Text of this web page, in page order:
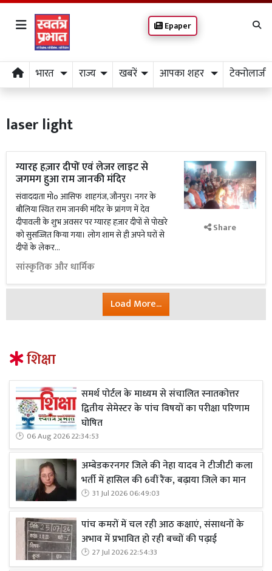
Epaper
भारत राज्य खबरें आपका शहर टेक्नोलाजी
laser light
ग्यारह हज़ार दीपों एवं लेजर लाइट से
जगमग हुआ राम जानकी मंदिर
संवाददाता मोo आसिफ शाहगंज, जौनपुर। नगर के
बौलिया स्थित राम जानकी मंदिर के प्रांगण में देव
दीपावली के शुभ अवसर पर ग्यारह हज़ार दीपों से पोखरे
को सुसज्जित किया गया। लोग शाम से ही अपने घरों से
दीपों के लेकर...
सांस्कृतिक और धार्मिक
Share
Load More...
शिक्षा
समर्थ पोर्टल के माध्यम से संचालित स्नातकोत्तर
द्वितीय सेमेस्टर के पांच विषयों का परीक्षा परिणाम
घोषित
06 Aug 2026 22:34:53
अम्बेडकरनगर जिले की नेहा यादव ने टीजीटी कला
भर्ती में हासिल की 6वीं रैंक, बढ़ाया जिले का मान
31 Jul 2026 06:49:03
पांच कमरों में चल रही आठ कक्षाएं, संसाधनों के
अभाव में प्रभावित हो रही बच्चों की पढ़ाई
27 Jul 2026 22:54:33